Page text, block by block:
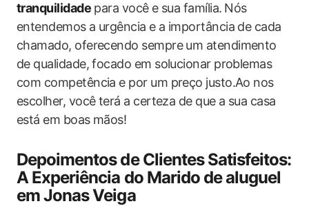
tranquilidadepara você e sua família. ⁤Nós
entendemos a urgência e a importância de cada
chamado, oferecendo sempre um atendimento
de qualidade, focado em solucionar problemas
com competência e por um preço justo.Ao nos
escolher, você terá a certeza de que a sua casa
está em boas mãos!
Depoimentos de Clientes Satisfeitos:
A Experiência do Marido de aluguel
em Jonas Veiga